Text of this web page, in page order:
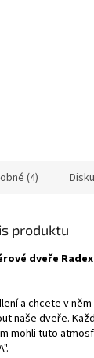
(4)
produktu
dveře Radex
a chcete v
naše dveře.
mohli tuto